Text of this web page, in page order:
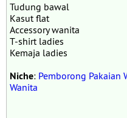
Tudung bawal
Kasut flat
Accessory wanita
T-shirt ladies
Kemaja ladies
Niche: Pemborong Pakaian
Wanita